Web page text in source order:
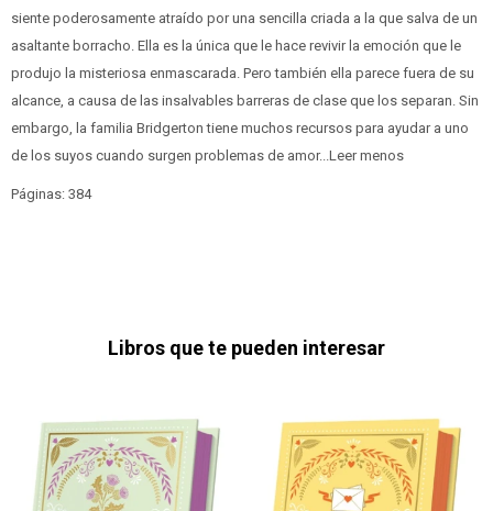
siente poderosamente atraído por una sencilla criada a la que salva de un
asaltante borracho. Ella es la única que le hace revivir la emoción que le
produjo la misteriosa enmascarada. Pero también ella parece fuera de su
alcance, a causa de las insalvables barreras de clase que los separan. Sin
embargo, la familia Bridgerton tiene muchos recursos para ayudar a uno
de los suyos cuando surgen problemas de amor...Leer menos
Páginas: 384
Libros que te pueden interesar